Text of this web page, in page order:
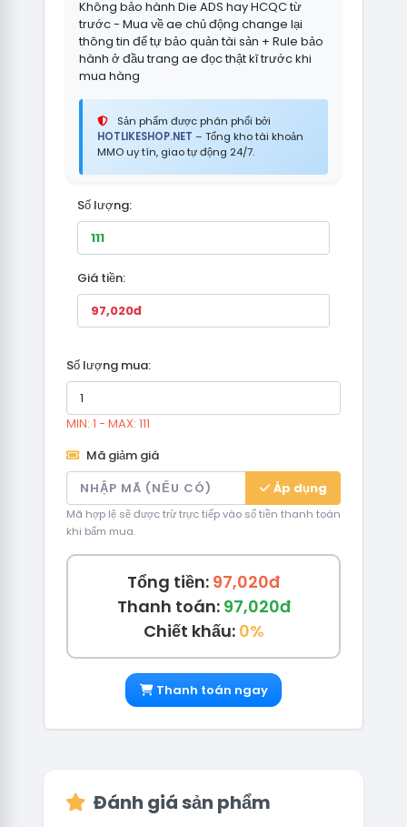
Không bảo hành Die ADS hay HCQC từ
trước - Mua về ae chủ động change lại
thông tin để tự bảo quản tài sản + Rule bảo
hành ở đầu trang ae đọc thật kĩ trước khi
mua hàng
Sản phẩm được phân phối bởi
HOTLIKESHOP.NET – Tổng kho tài khoản
MMO uy tín, giao tự động 24/7.
Số lượng:
Giá tiền:
Số lượng mua:
MIN: 1 - MAX: 111
Mã giảm giá
Áp dụng
Mã hợp lệ sẽ được trừ trực tiếp vào số tiền thanh toán
khi bấm mua.
Tổng tiền: 97,020đ
Thanh toán: 97,020đ
Chiết khấu: 0%
Thanh toán ngay
Đánh giá sản phẩm